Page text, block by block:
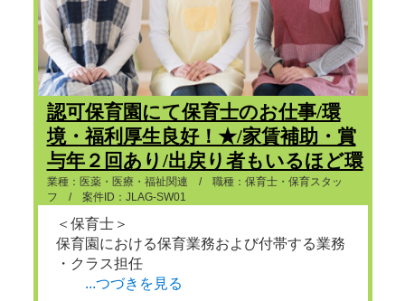
認可保育園にて保育士のお仕事/環
境・福利厚生良好！★/家賃補助・賞
与年２回あり/出戻り者もいるほど環
境が良い！
業種：医薬・医療・福祉関連 / 職種：保育士・保育スタッ
フ / 案件ID：JLAG-SW01
＜保育士＞
保育園における保育業務および付帯する業務
・クラス担任
...つづきを見る